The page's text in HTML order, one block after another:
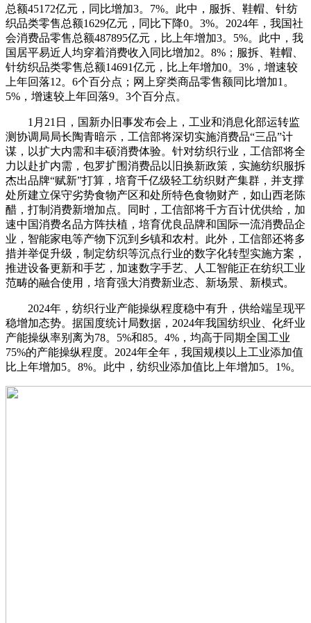
总额45172亿元，同比增加3。7%。此中，服拆、鞋帽、针纺
织品类零售总额1629亿元，同比下降0。3%。2024年，我国社
会消费品零售总额487895亿元，比上年增加3。5%。此中，我
国居平易近人均穿着消费收入同比增加2。8%；服拆、鞋帽、
针纺织品类零售总额14691亿元，比上年增加0。3%，增速较
上年回落12。6个百分点；网上穿类商品零售额同比增加1。
5%，增速较上年回落9。3个百分点。
1月21日，国新办旧事发布会上，工业和消息化部运转监
测协调局局长陶青暗示，工信部将深切实施消费品“三品”计
谋，以扩大内需和丰硕消费体验。针对纺织行业，工信部将全
力以赴扩内需，包罗扩围消费品以旧换新政策，实施纺织服拆
杰出品牌“赋新”打算，培育千亿级轻工纺织财产集群，并支撑
处所建立保守劣势食物产区和处所特色食物财产，如山西老陈
醋，打制消费新增加点。同时，工信部将千方百计优供给，加
速中国消费名品方阵扶植，培育优良品牌和国际一流消费品企
业，智能家电等产物下沉到乡镇和农村。此外，工信部还将多
措并举促升级，制定纺织等沉点行业的数字化转型实施方案，
推进设备更新和手艺，加速数字手艺、人工智能正在纺织工业
范畴的融合使用，培育强大消费新业态、新场景、新模式。
2024年，纺织行业产能操纵程度稳中有升，供给端呈现平
稳增加态势。据国度统计局数据，2024年我国纺织业、化纤业
产能操纵率别离为78。5%和85。4%，均高于同期全国工业
75%的产能操纵程度。2024年全年，我国规模以上工业添加值
比上年增加5。8%。此中，纺织业添加值比上年增加5。1%。